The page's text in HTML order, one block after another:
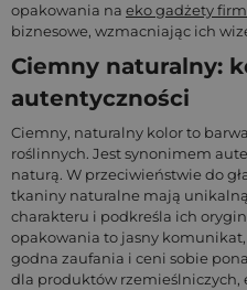
opakowania na eko gadżety
biznesowe, wzmacniając ich
Ciemny naturalny:
autentyczności
Ciemny, naturalny kolor to
roślinnych. Jest synonimem
naturą. W przeciwieństwie do
tkaniny naturalne mają
charakteru i podkreśla ich
opakowania to jasny
godna zaufania i ceni sobie
dla produktów rzemieślniczych,